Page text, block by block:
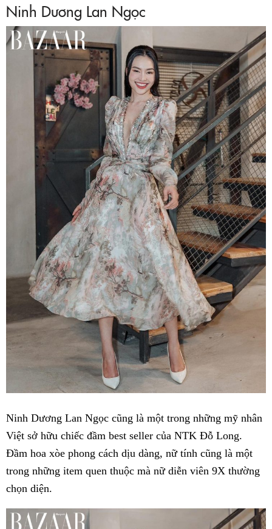
Ninh Dương Lan Ngọc
Ninh Dương Lan Ngọc cũng là một trong những mỹ nhân
Việt sở hữu chiếc đầm best seller của NTK Đỗ Long.
Đầm hoa xòe phong cách dịu dàng, nữ tính cũng là một
trong những item quen thuộc mà nữ diễn viên 9X thường
chọn diện.